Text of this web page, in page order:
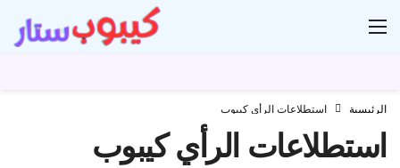
الرئيسية استطلاعات الرأي كيبوب
استطلاعات الرأي كيبوب